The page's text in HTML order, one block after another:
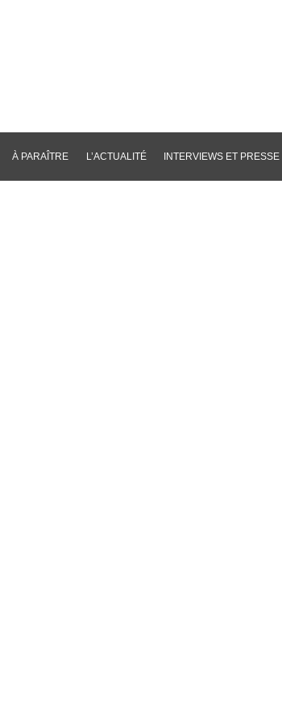
À PARAÎTRE L’ACTUALITÉ INTERVIEWS ET PRESSE